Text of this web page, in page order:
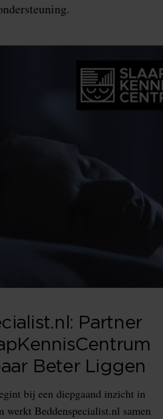
Partner
Beter Liggen
bij een diepgaand inzicht in
werkt Beddenspecialist.nl samen